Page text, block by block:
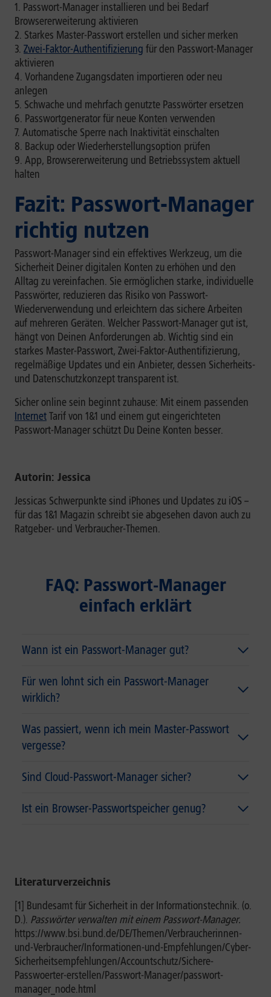
Passwort-Manager installieren und bei Bedarf
Browsererweiterung aktivieren
Starkes Master-Passwort erstellen und sicher merken
Zwei-Faktor-Authentifizierung für den Passwort-Manager
aktivieren
Vorhandene Zugangsdaten importieren oder neu
anlegen
Schwache und mehrfach genutzte Passwörter ersetzen
Passwortgenerator für neue Konten verwenden
Automatische Sperre nach Inaktivität einschalten
Backup oder Wiederherstellungsoption prüfen
App, Browsererweiterung und Betriebssystem aktuell
halten
Fazit: Passwort-Manager
richtig nutzen
Passwort-Manager sind ein effektives Werkzeug, um die
Sicherheit Deiner digitalen Konten zu erhöhen und den
Alltag zu vereinfachen. Sie ermöglichen starke, individuelle
Passwörter, reduzieren das Risiko von Passwort-
Wiederverwendung und erleichtern das sichere Arbeiten
auf mehreren Geräten. Welcher Passwort-Manager gut ist,
hängt von Deinen Anforderungen ab. Wichtig sind ein
starkes Master-Passwort, Zwei-Faktor-Authentifizierung,
regelmäßige Updates und ein Anbieter, dessen Sicherheits-
und Datenschutzkonzept transparent ist.
Sicher online sein beginnt zuhause: Mit einem passenden
InternetTarif von 1&1 und einem gut eingerichteten
Passwort-Manager schützt Du Deine Konten besser.
Autorin: Jessica
Jessicas Schwerpunkte sind iPhones und Updates zu iOS –
für das 1&1 Magazin schreibt sie abgesehen davon auch zu
Ratgeber- und Verbraucher-Themen.
FAQ: Passwort-Manager
einfach erklärt
Wann ist ein Passwort-Manager gut?
Für wen lohnt sich ein Passwort-Manager
wirklich?
Was passiert, wenn ich mein Master-Passwort
vergesse?
Sind Cloud-Passwort-Manager sicher?
Ist ein Browser-Passwortspeicher genug?
Literaturverzeichnis
[1] Bundesamt für Sicherheit in der Informationstechnik. (o.
D.). Passwörter verwalten mit einem Passwort-Manager.
https://www.bsi.bund.de/DE/Themen/Verbraucherinnen-
und-Verbraucher/Informationen-und-Empfehlungen/Cyber-
Sicherheitsempfehlungen/Accountschutz/Sichere-
Passwoerter-erstellen/Passwort-Manager/passwort-
manager_node.html